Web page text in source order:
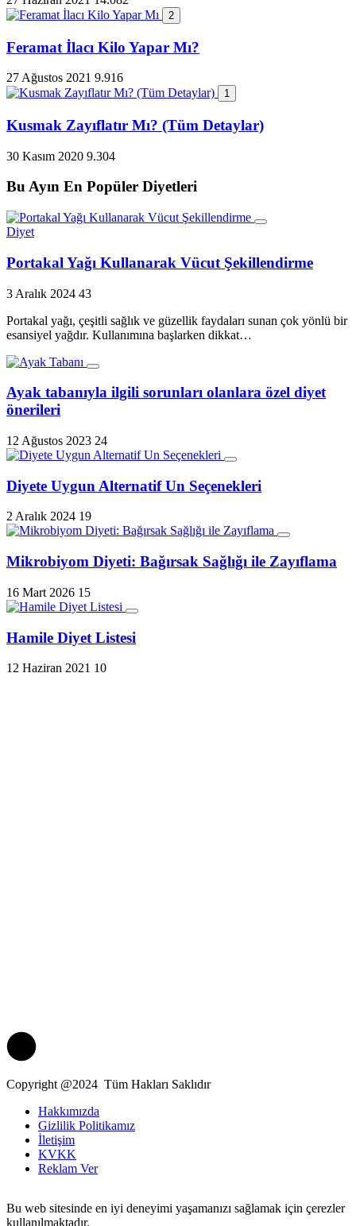
2
Feramat İlacı Kilo Yapar Mı?
27 Ağustos 2021 9.916
1
Kusmak Zayıflatır Mı? (Tüm Detaylar)
30 Kasım 2020 9.304
Bu Ayın En Popüler Diyetleri
Diyet
Portakal Yağı Kullanarak Vücut Şekillendirme
3 Aralık 2024 43
Portakal yağı, çeşitli sağlık ve güzellik faydaları sunan çok yönlü bir
esansiyel yağdır. Kullanımına başlarken dikkat…
Ayak tabanıyla ilgili sorunları olanlara özel diyet
önerileri
12 Ağustos 2023 24
Diyete Uygun Alternatif Un Seçenekleri
2 Aralık 2024 19
Mikrobiyom Diyeti: Bağırsak Sağlığı ile Zayıflama
16 Mart 2026 15
Hamile Diyet Listesi
12 Haziran 2021 10
Copyright @2024 Tüm Hakları Saklıdır
Hakkımızda
Gizlilik Politikamız
İletişim
KVKK
Reklam Ver
Bu web sitesinde en iyi deneyimi yaşamanızı sağlamak için çerezler
kullanılmaktadır.